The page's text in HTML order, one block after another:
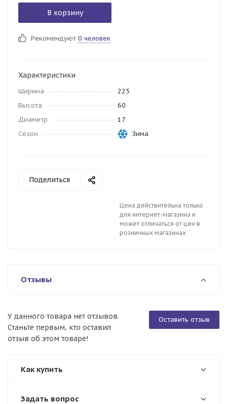
В корзину
Рекомендуют 0 человек
Характеристики
Ширина
225
Высота
60
Диаметр
17
Сезон
Зима
Поделиться
Цена действительна только
для интернет-магазина и
может отличаться от цен в
розничных магазинах
Отзывы
Оставить отзыв
У данного товара нет отзывов.
Станьте первым, кто оставил
отзыв об этом товаре!
Как купить
Задать вопрос